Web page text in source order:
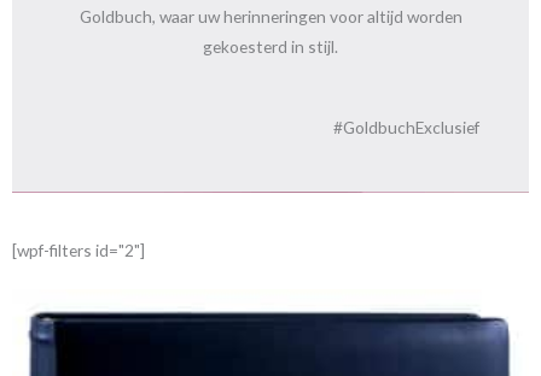
Goldbuch, waar uw herinneringen voor altijd worden
gekoesterd in stijl.
#GoldbuchExclusief
[wpf-filters id="2"]